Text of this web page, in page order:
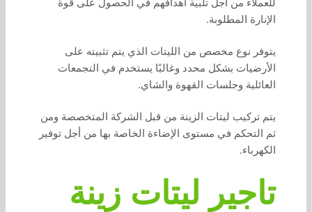
للعملاء من أجل تلبية أهدافهم في الحصول على قوة
الإنارة المطلوبة.
يتوفر نوع مخصص من الليتات الذي يتم تثبيته على
الأرضيات بشكل محدد وغالبًا يستخدم في التجمعات
العائلية وجلسات القهوة والشاي.
يتم تركيب ليتات الزينة من قبل الشركة المتخصصة ومن
ثم التحكم في مستوى الإضاءة الخاصة بها من أجل توفير
الكهرباء.
تاجير ليتات زينة